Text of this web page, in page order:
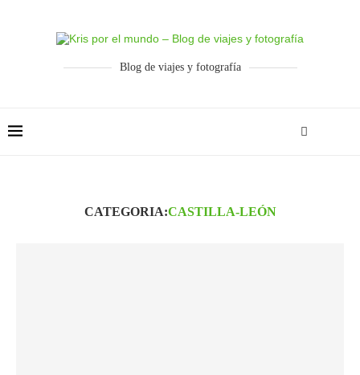
Blog de viajes y fotografía
CATEGORIA:CASTILLA-LEÓN